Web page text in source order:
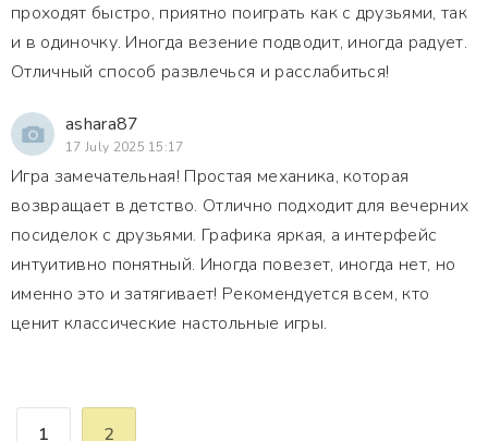
проходят быстро, приятно поиграть как с друзьями, так
и в одиночку. Иногда везение подводит, иногда радует.
Отличный способ развлечься и расслабиться!
ashara87
17 July 2025 15:17
Игра замечательная! Простая механика, которая
возвращает в детство. Отлично подходит для вечерних
посиделок с друзьями. Графика яркая, а интерфейс
интуитивно понятный. Иногда повезет, иногда нет, но
именно это и затягивает! Рекомендуется всем, кто
ценит классические настольные игры.
1 2